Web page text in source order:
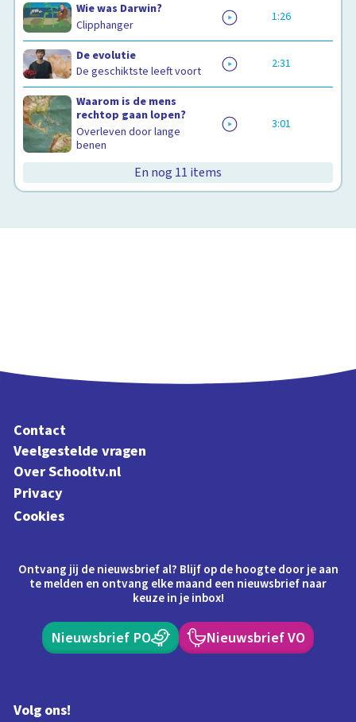
Wie was Darwin?
Clipphanger
1:26
De evolutie
De geschiktste leeft voort
2:31
Waarom is de mens
rechtop gaan lopen?
Overleven door lange
benen
3:01
En nog 11 items
Waarom is de mens rechtop gaan
lopen?
Overleven door lange benen 3:01
Contact
Veelgestelde vragen
Over Schooltv.nl
Privacy
Cookies
Ontvang jij de nieuwsbrief al? Blijf op de hoogte door je aan
te melden en ontvang elke maand een nieuwsbrief naar
keuze in je inbox!
Nieuwsbrief PO Nieuwsbrief VO
Volg ons!